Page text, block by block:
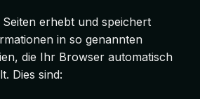
erhebt und speichert
in so genannten
die Ihr Browser automatisch
Dies sind: